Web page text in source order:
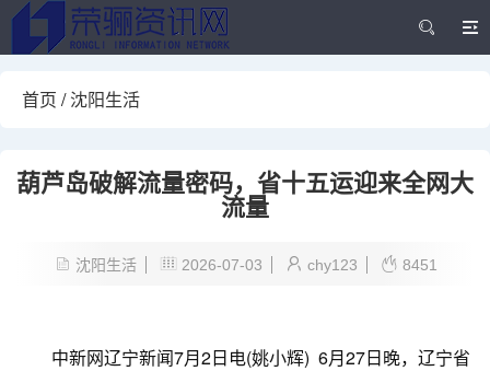
首页 /沈阳生活
葫芦岛破解流量密码，省十五运迎来全网大
流量
沈阳生活 2026-07-03 chy123 8451
中新网辽宁新闻7月2日电(姚小辉) 6月27日晚，辽宁省